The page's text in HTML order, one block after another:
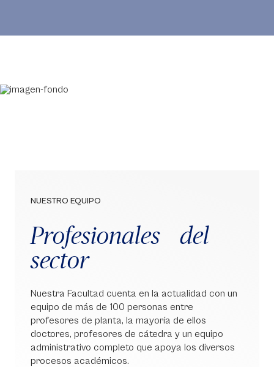
NUESTRO EQUIPO
Profesionales del
sector
Nuestra Facultad cuenta en la actualidad con un
equipo de más de 100 personas entre
profesores de planta, la mayoría de ellos
doctores, profesores de cátedra y un equipo
administrativo completo que apoya los diversos
procesos académicos.